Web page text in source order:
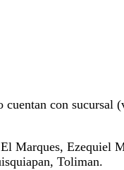
cuentan con
Ezequiel
Toliman.